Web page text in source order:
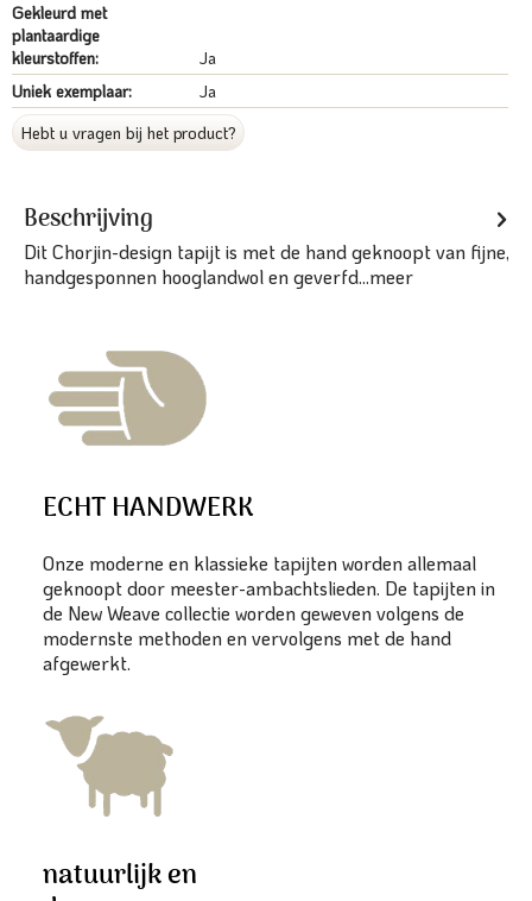
Gekleurd met
plantaardige
kleurstoffen:
Ja
Uniek exemplaar:
Ja
Hebt u vragen bij het product?
Beschrijving
Dit Chorjin-design tapijt is met de hand geknoopt van fijne,
handgesponnen hooglandwol en geverfd...meer
ECHT HANDWERK
Onze moderne en klassieke tapijten worden allemaal
geknoopt door meester-ambachtslieden. De tapijten in
de New Weave collectie worden geweven volgens de
modernste methoden en vervolgens met de hand
afgewerkt.
natuurlijk en